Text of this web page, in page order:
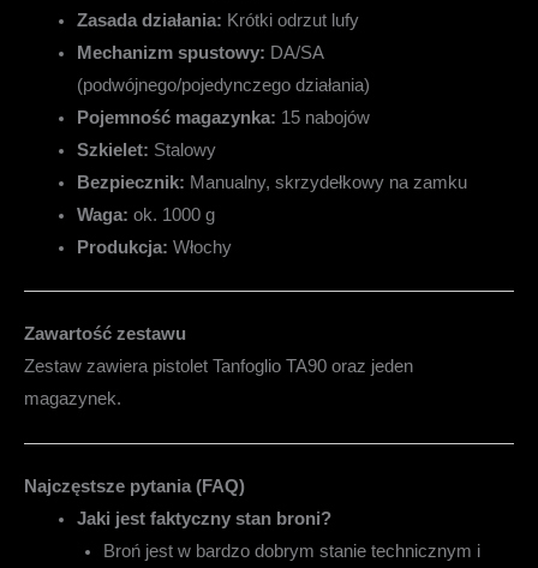
Zasada działania: Krótki odrzut lufy
Mechanizm spustowy: DA/SA
(podwójnego/pojedynczego działania)
Pojemność magazynka: 15 nabojów
Szkielet: Stalowy
Bezpiecznik: Manualny, skrzydełkowy na zamku
Waga: ok. 1000 g
Produkcja: Włochy
Zawartość zestawu
Zestaw zawiera pistolet Tanfoglio TA90 oraz jeden
magazynek.
Najczęstsze pytania (FAQ)
Jaki jest faktyczny stan broni?
Broń jest w bardzo dobrym stanie technicznym i